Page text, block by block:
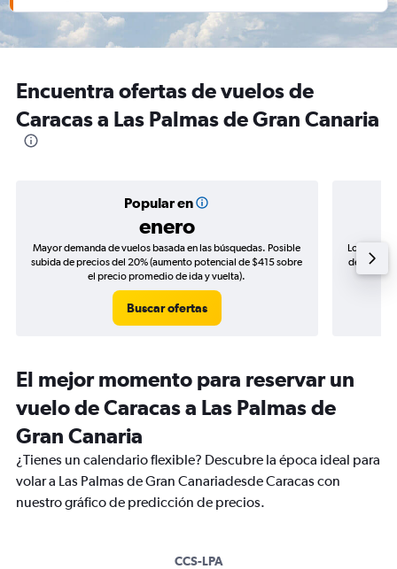
Encuentra ofertas de vuelos de
Caracas a Las Palmas de Gran Canaria
Popular en
enero
Mayor demanda de vuelos basada en las búsquedas. Posible
subida de precios del 20% (aumento potencial de $415 sobre
el precio promedio de ida y vuelta).
Buscar ofertas
Los
de precios
El mejor momento para reservar un
vuelo de Caracas a Las Palmas de
Gran Canaria
¿Tienes un calendario flexible? Descubre la época ideal para
volar a Las Palmas de Gran Canariadesde Caracas con
nuestro gráfico de predicción de precios.
CCS-LPA